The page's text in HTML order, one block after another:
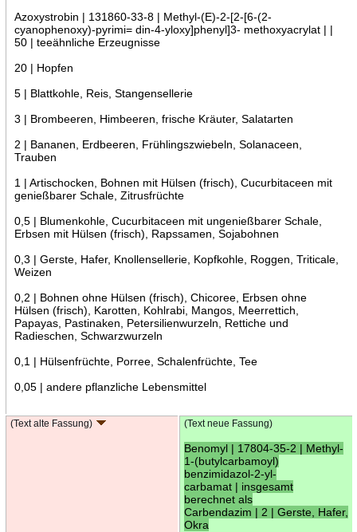
Azoxystrobin | 131860-33-8 | Methyl-(E)-2-[2-[6-(2-
cyanophenoxy)-pyrimi= din-4-yloxy]phenyl]3- methoxyacrylat | |
50 | teeähnliche Erzeugnisse
20 | Hopfen
5 | Blattkohle, Reis, Stangensellerie
3 | Brombeeren, Himbeeren, frische Kräuter, Salatarten
2 | Bananen, Erdbeeren, Frühlingszwiebeln, Solanaceen,
Trauben
1 | Artischocken, Bohnen mit Hülsen (frisch), Cucurbitaceen mit
genießbarer Schale, Zitrusfrüchte
0,5 | Blumenkohle, Cucurbitaceen mit ungenießbarer Schale,
Erbsen mit Hülsen (frisch), Rapssamen, Sojabohnen
0,3 | Gerste, Hafer, Knollensellerie, Kopfkohle, Roggen, Triticale,
Weizen
0,2 | Bohnen ohne Hülsen (frisch), Chicoree, Erbsen ohne
Hülsen (frisch), Karotten, Kohlrabi, Mangos, Meerrettich,
Papayas, Pastinaken, Petersilienwurzeln, Rettiche und
Radieschen, Schwarzwurzeln
0,1 | Hülsenfrüchte, Porree, Schalenfrüchte, Tee
0,05 | andere pflanzliche Lebensmittel
(Text alte Fassung) (Text neue Fassung)
Benomyl | 17804-35-2 | Methyl-
1-(butylcarbamoyl)
benzimidazol-2-yl-
carbamat | insgesamt
berechnet als
Carbendazim | 2 | Gerste, Hafer,
Okra